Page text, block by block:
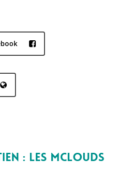
: Les McLouds